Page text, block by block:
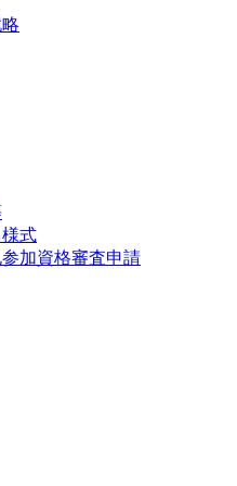
式
加資格審査申請